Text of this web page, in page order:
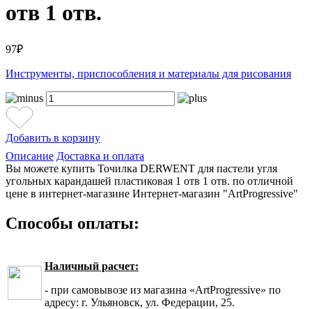
отв 1 отв.
97₽
Инструменты, приспособления и материалы для рисования
Добавить в корзину
Описание Доставка и оплата
Вы можете купить Точилка DERWENT для пастели угля
угольных карандашей пластиковая 1 отв 1 отв. по отличной
цене в интернет-магазине Интернет-магазин "ArtProgressive"
Способы оплаты:
Наличный расчет:
- при самовывозе из магазина «ArtProgressive» по
адресу: г. Ульяновск, ул. Федерации, 25.